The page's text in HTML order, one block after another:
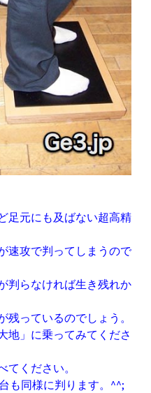
足元にも及ばない超高精
速攻で判ってしまうので
判らなければ生き残れか
っているのでしょう。
地」に乗ってみてくださ
ください。
も同様に判ります。^^;